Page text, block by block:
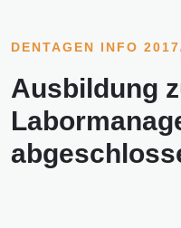
DENTAGEN INFO
Ausbildung